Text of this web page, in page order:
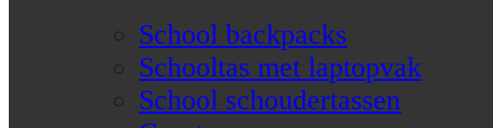
School backpacks
Schooltas met laptopvak
School schoudertassen